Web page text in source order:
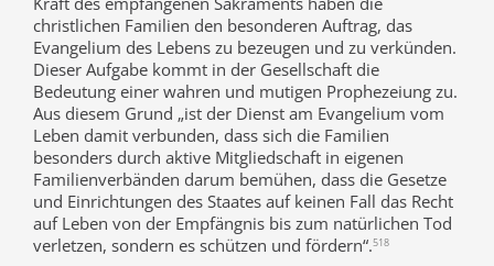
christlichen Familien den besonderen Auftrag, das
Evangelium des Lebens zu bezeugen und zu verkünden.
Dieser Aufgabe kommt in der Gesellschaft die
Bedeutung einer wahren und mutigen Prophezeiung zu.
Aus diesem Grund „ist der Dienst am Evangelium vom
Leben damit verbunden, dass sich die Familien
besonders durch aktive Mitgliedschaft in eigenen
Familienverbänden darum bemühen, dass die Gesetze
und Einrichtungen des Staates auf keinen Fall das Recht
auf Leben von der Empfängnis bis zum natürlichen Tod
verletzen, sondern es schützen und fördern“.518